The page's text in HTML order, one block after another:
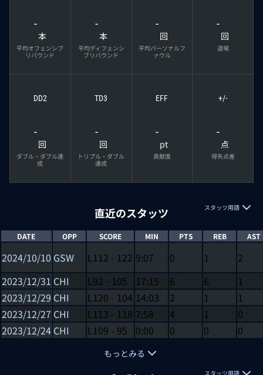
-
本
平均オフェンシブ
リバウンド
-
本
平均ディフェンシ
ブリバウンド
-
回
平均パーソナルフ
ァウル
-
回
退場
DD2
-
回
ダブル・ダブル達
成
TD3
-
回
トリプル・ダブル
達成
EFF
-
pt
貢献度
+/-
-
点
得失点差
直近のスタッツ スタッツ用語
DATE OPP SCORE MIN PTS REB AST
2024/10/10 GSW L112 - 122 9:07 0 1
2
2023/12/31 CHI L92 - 105 17:15 6 6
1
2023/12/29 CHI L120 - 104 14:03 2 1
1
2023/12/27 CHI L113 - 118 7:58 4 1
0
2023/12/24 CHI L109 - 95 0:00 0 0 0
もっとみる
スタッツ用語